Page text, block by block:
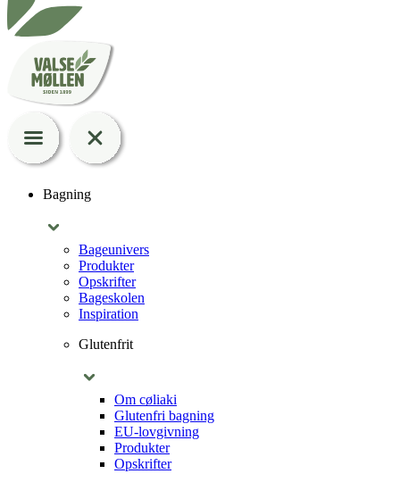
Bagning
Bageunivers
Produkter
Opskrifter
Bageskolen
Inspiration
Glutenfrit
Om cøliaki
Glutenfri bagning
EU-lovgivning
Produkter
Opskrifter